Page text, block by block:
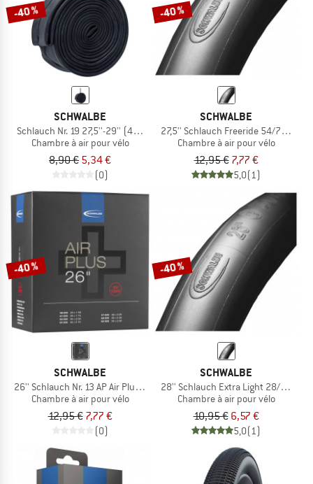
-40 %
SCHWALBE
Schlauch Nr. 19 27,5''-29'' (40/62-584/635)
Chambre à air pour vélo
8,90 € 5,34 €
(0)
-40 %
SCHWALBE
27,5'' Schlauch Freeride 54/75-584
Chambre à air pour vélo
12,95 € 7,77 €
5,0(1)
-40 %
SCHWALBE
26'' Schlauch Nr. 13 AP Air Plus 40/62-559
Chambre à air pour vélo
12,95 € 7,77 €
(0)
-40 %
SCHWALBE
28'' Schlauch Extra Light 28/44-622
Chambre à air pour vélo
10,95 € 6,57 €
5,0(1)